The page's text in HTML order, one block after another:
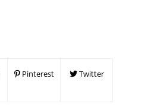
Pinterest Twitter